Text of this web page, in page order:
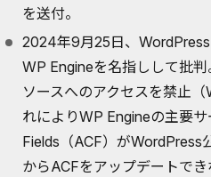
を送付。
2024年9月25日、
WP Engineを名指しして批
ソースへのアクセスを禁止（
れによりWP Engineの主要
Fields（ACF）がWordPress
からACFをアップデートでき